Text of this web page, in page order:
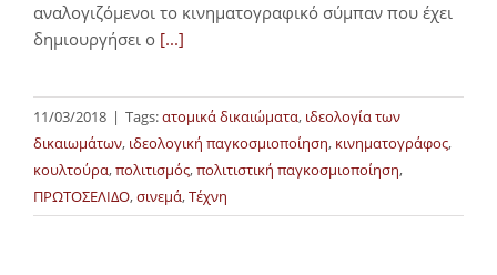
αναλογιζόμενοι το κινηματογραφικό σύμπαν που έχει
δημιουργήσει ο [...]
11/03/2018 | Tags:ατομικά δικαιώματα, ιδεολογία των
δικαιωμάτων, ιδεολογική παγκοσμιοποίηση, κινηματογράφος,
κουλτούρα,πολιτισμός,πολιτιστική παγκοσμιοποίηση,
ΠΡΩΤΟΣΕΛΙΔΟ,σινεμά,Τέχνη